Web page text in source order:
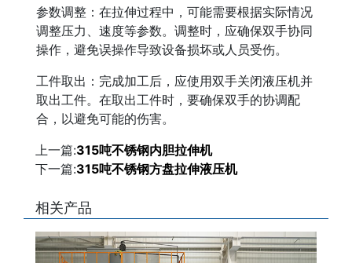
参数调整：在拉伸过程中，可能需要根据实际情况
调整压力、速度等参数。调整时，应确保双手协同
操作，避免误操作导致设备损坏或人员受伤。
工件取出：完成加工后，应使用双手关闭液压机并
取出工件。在取出工件时，要确保双手的协调配
合，以避免可能的伤害。
上一篇:315吨不锈钢内胆拉伸机
下一篇:315吨不锈钢方盘拉伸液压机
相关产品